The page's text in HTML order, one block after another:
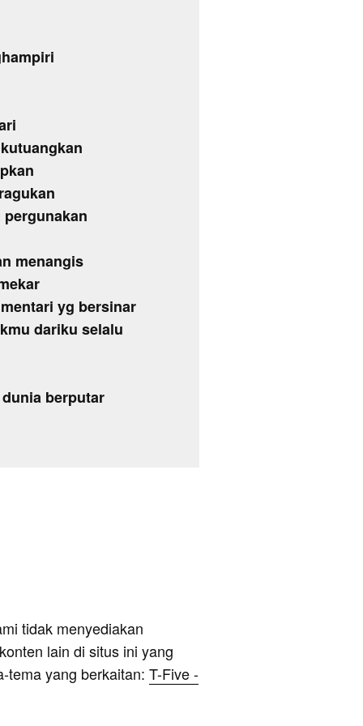
menangis
yg bersinar
dariku selalu
berputar
tidak menyediakan
lain di situs ini yang
tema yang berkaitan: T-Five -